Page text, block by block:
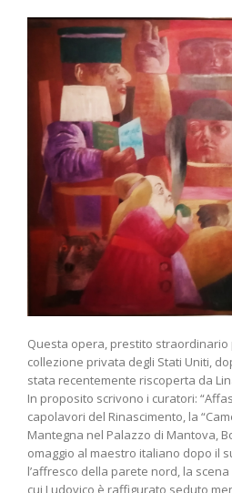
Questa opera, prestito
collezione privata degli Stati Uniti,
stata recentemente riscoperta da
In proposito scrivono i curatori:
capolavori del Rinascimento, la
Mantegna nel Palazzo di Mantova,
omaggio al maestro italiano dopo il
l’affresco della parete nord, la
cui Ludovico è raffigurato seduto